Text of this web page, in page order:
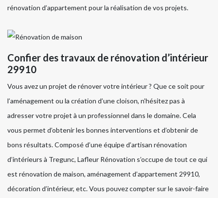
rénovation d’appartement pour la réalisation de vos projets.
Confier des travaux de rénovation d’intérieur
29910
Vous avez un projet de rénover votre intérieur ? Que ce soit pour
l’aménagement ou la création d’une cloison, n’hésitez pas à
adresser votre projet à un professionnel dans le domaine. Cela
vous permet d’obtenir les bonnes interventions et d’obtenir de
bons résultats. Composé d’une équipe d’artisan rénovation
d’intérieurs à Tregunc, Lafleur Rénovation s’occupe de tout ce qui
est rénovation de maison, aménagement d’appartement 29910,
décoration d’intérieur, etc. Vous pouvez compter sur le savoir-faire